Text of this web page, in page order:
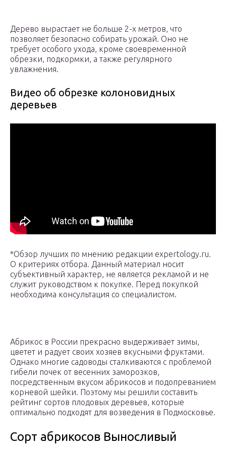
Дерево вырастает не больше 2-х метров, что
позволяет безопасно собирать урожай. Оно не
требует особого ухода, кроме своевременной
обрезки, подкормки, а также регулярного
увлажнения.
Видео об обрезке колоновидных
деревьев
*Обзор лучших по мнению редакции expertology.ru.
О критериях отбора. Данный материал носит
субъективный характер, не является рекламой и не
служит руководством к покупке. Перед покупкой
необходима консультация со специалистом.
Абрикос в России прекрасно выдерживает зимы,
цветет и радует своих хозяев вкусными фруктами.
Однако многие садоводы сталкиваются с проблемой
гибели почек от весенних заморозков,
посредственным вкусом абрикосов и подопреванием
корневой шейки. Поэтому мы решили составить
рейтинг сортов плодовых деревьев, которые
оптимально подходят для возведения в Подмосковье.
Сорт абрикосов Выносливый